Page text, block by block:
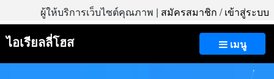
ผู้ให้บริการเว็บไซต์คุณภาพ | สมัครสมาชิก /เข้าสู่ระบบ
เมนู
ไอเรียลลี่โฮส